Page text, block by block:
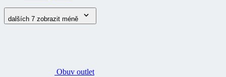
dalších 7 zobrazit méně
Obuv outlet